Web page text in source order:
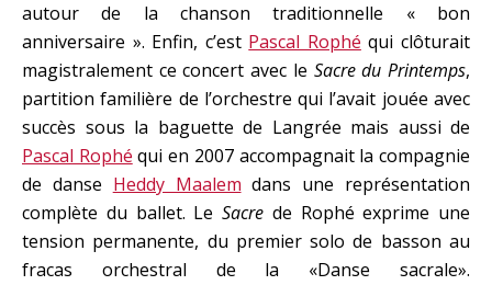
autour de la chanson traditionnelle « bon
anniversaire ». Enfin, c’est Pascal Rophé qui clôturait
magistralement ce concert avec le Sacre du Printemps,
partition familière de l’orchestre qui l’avait jouée avec
succès sous la baguette de Langrée mais aussi de
Pascal Rophé qui en 2007 accompagnait la compagnie
de danse Heddy Maalem dans une représentation
complète du ballet. Le Sacre de Rophé exprime une
tension permanente, du premier solo de basson au
fracas orchestral de la «Danse sacrale».